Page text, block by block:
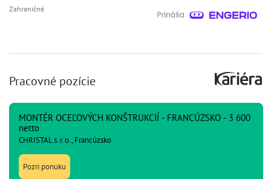
Zahraničné
Pracovné pozície
MONTÉR OCEĽOVÝCH KONŠTRUKCIÍ - FRANCÚZSKO - 3 600
netto
CHRISTAL s. r. o., Francúzsko
Pozri ponuku